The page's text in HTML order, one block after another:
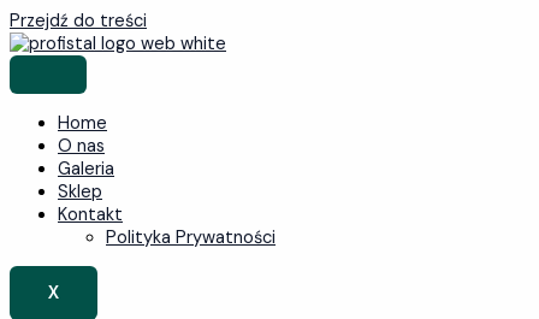
Przejdź do treści
Home
O nas
Galeria
Sklep
Kontakt
Polityka Prywatności
X